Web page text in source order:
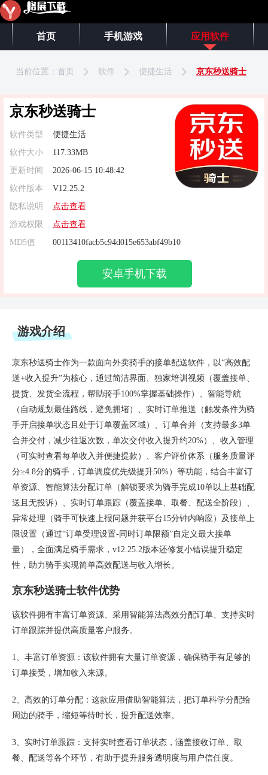
首页 手机游戏 应用软件
当前位置： 首页 软件 便捷生活 京东秒送骑士
京东秒送骑士
软件类型
便捷生活
软件大小
117.33MB
更新时间
2026-06-15 10:48:42
软件版本
V12.25.2
隐私说明
点击查看
游戏权限
点击查看
MD5值
00113410facb5c94d015e653abf49b10
安卓手机下载
游戏介绍
京东秒送骑士作为一款面向外卖骑手的接单配送软件，以“高效配
送+收入提升”为核心，通过简洁界面、独家培训视频（覆盖接单、
提货、发货全流程，帮助骑手100%掌握基础操作）、智能导航
（自动规划最佳路线，避免拥堵）、实时订单推送（触发条件为骑
手开启接单状态且处于订单覆盖区域）、订单合并（支持最多3单
合并交付，减少往返次数，单次交付收入提升约20%）、收入管理
（可实时查看每单收入并便捷提款）、客户评价体系（服务质量评
分≥4.8分的骑手，订单调度优先级提升50%）等功能，结合丰富订
单资源、智能算法分配订单（解锁要求为骑手完成10单以上基础配
送且无投诉）、实时订单跟踪（覆盖接单、取餐、配送全阶段）、
异常处理（骑手可快速上报问题并获平台15分钟内响应）及接单上
限设置（通过“订单受理设置-同时订单限额”自定义最大接单
量），全面满足骑手需求，v12.25.2版本还修复小错误提升稳定
性，助力骑手实现简单高效配送与收入增长。
京东秒送骑士软件优势
该软件拥有丰富订单资源、采用智能算法高效分配订单、支持实时
订单跟踪并提供高质量客户服务。
1、丰富订单资源：该软件拥有大量订单资源，确保骑手有足够的
订单接受，增加收入来源。
2、高效的订单分配：这款应用借助智能算法，把订单科学分配给
周边的骑手，缩短等待时长，提升配送效率。
3、实时订单跟踪：支持实时查看订单状态，涵盖接收订单、取
餐、配送等各个环节，有助于提升服务透明度与用户信任度。